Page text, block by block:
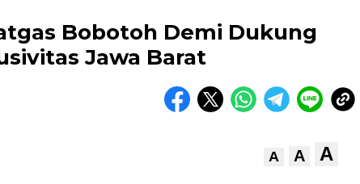
Bobotoh Demi Dukung
Jawa Barat
A A A